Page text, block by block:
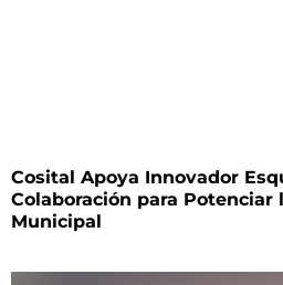
Cosital Apoya Innovador
Colaboración para Potenciar
Municipal